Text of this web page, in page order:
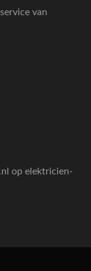
van
op elektricien-